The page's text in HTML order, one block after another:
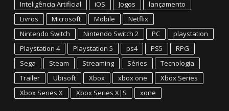
Inteligência Artificial
iOS Jogos
lançamento
Livros
Microsoft Mobile
Netflix
Nintendo Switch
Nintendo Switch 2 PC
playstation
Playstation 4
Playstation 5 ps4 PS5
RPG
Sega
Steam Streaming Séries
Tecnologia
Trailer
Ubisoft Xbox xbox one
Xbox Series
Xbox Series X
Xbox Series X|S xone